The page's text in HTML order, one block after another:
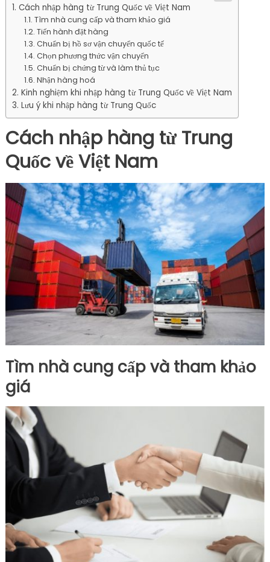
Cách nhập hàng từ Trung Quốc về Việt Nam
Tìm nhà cung cấp và tham khảo giá
Tiến hành đặt hàng
Chuẩn bị hồ sơ vận chuyển quốc tế
Chọn phương thức vận chuyển
Chuẩn bị chứng từ và làm thủ tục
Nhận hàng hoá
Kinh nghiệm khi nhập hàng từ Trung Quốc về Việt Nam
Lưu ý khi nhập hàng từ Trung Quốc
Cách nhập hàng từ Trung
Quốc về Việt Nam
Tìm nhà cung cấp và tham khảo
giá